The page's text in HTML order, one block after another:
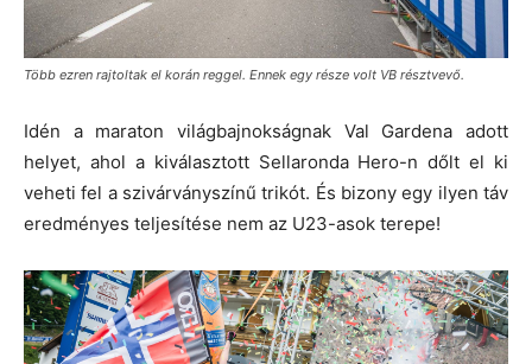
Több ezren rajtoltak el korán reggel. Ennek egy része volt VB résztvevő.
Idén a maraton világbajnokságnak Val Gardena adott
helyet, ahol a kiválasztott Sellaronda Hero-n dőlt el ki
veheti fel a szivárványszínű trikót. És bizony egy ilyen táv
eredményes teljesítése nem az U23-asok terepe!